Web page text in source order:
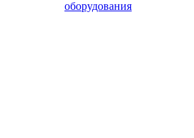
оборудования